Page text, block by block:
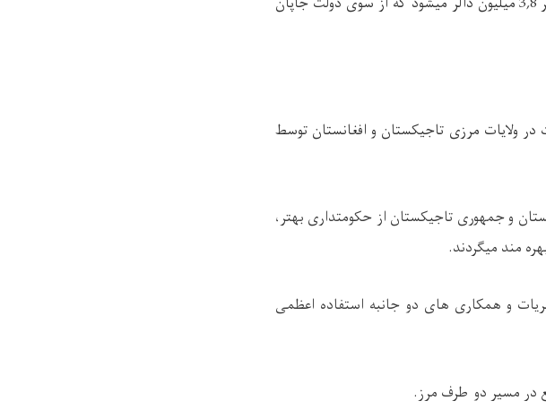
ولایات مرزی تاجیکستان و افغانستان توسط
و جمهوری تاجیکستان از حکومتداری بهتر،
مند میگردند.
و همکاری های دو جانبه استفاده اعظمی
در مسیر دو طرف مرز.